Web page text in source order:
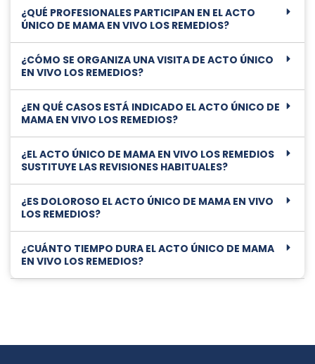
¿QUÉ PROFESIONALES PARTICIPAN EN EL ACTO
ÚNICO DE MAMA EN VIVO LOS REMEDIOS?
¿CÓMO SE ORGANIZA UNA VISITA DE ACTO ÚNICO
EN VIVO LOS REMEDIOS?
¿EN QUÉ CASOS ESTÁ INDICADO EL ACTO ÚNICO DE
MAMA EN VIVO LOS REMEDIOS?
¿EL ACTO ÚNICO DE MAMA EN VIVO LOS REMEDIOS
SUSTITUYE LAS REVISIONES HABITUALES?
¿ES DOLOROSO EL ACTO ÚNICO DE MAMA EN VIVO
LOS REMEDIOS?
¿CUÁNTO TIEMPO DURA EL ACTO ÚNICO DE MAMA
EN VIVO LOS REMEDIOS?